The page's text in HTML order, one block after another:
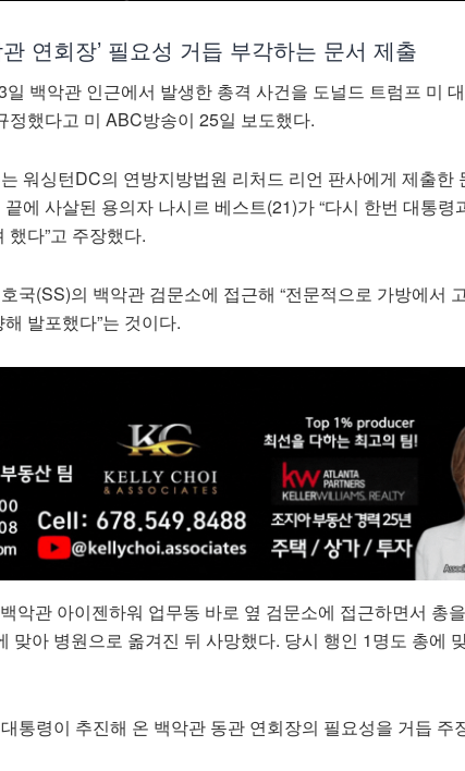
연회장’ 필요성 거듭 부각하는 문서 제출
백악관 인근에서 발생한 총격 사건을 도널드 트럼프 미
정했다고 미 ABC방송이 25일 보도했다.
워싱턴DC의 연방지방법원 리처드 리언 판사에게 제출한
에 사살된 용의자 나시르 베스트(21)가 “다시 한번 대통령
했다”고 주장했다.
국(SS)의 백악관 검문소에 접근해 “전문적으로 가방에서
발포했다”는 것이다.
악관 아이젠하워 업무동 바로 옆 검문소에 접근하면서 총
맞아 병원으로 옮겨진 뒤 사망했다. 당시 행인 1명도 총에
통령이 추진해 온 백악관 동관 연회장의 필요성을 거듭 주